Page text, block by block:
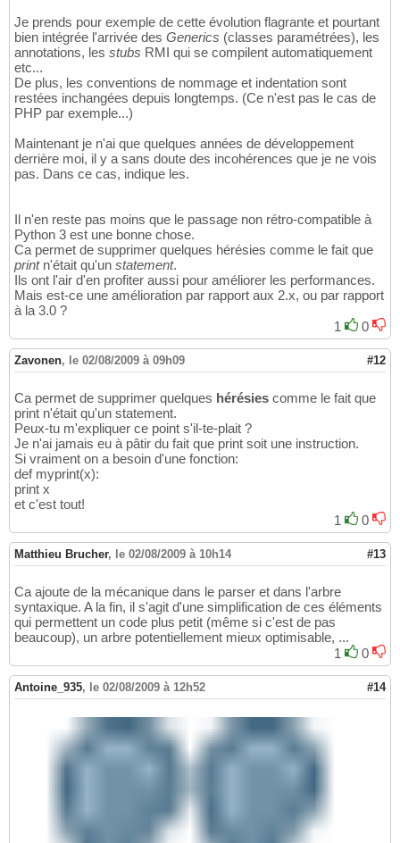
Je prends pour exemple de cette évolution flagrante et pourtant
bien intégrée l'arrivée des Generics (classes paramétrées), les
annotations, les stubs RMI qui se compilent automatiquement
etc...
De plus, les conventions de nommage et indentation sont
restées inchangées depuis longtemps. (Ce n'est pas le cas de
PHP par exemple...)
Maintenant je n'ai que quelques années de développement
derrière moi, il y a sans doute des incohérences que je ne vois
pas. Dans ce cas, indique les.
Il n'en reste pas moins que le passage non rétro-compatible à
Python 3 est une bonne chose.
Ca permet de supprimer quelques hérésies comme le fait que
printn'était qu'un statement.
Ils ont l'air d'en profiter aussi pour améliorer les performances.
Mais est-ce une amélioration par rapport aux 2.x, ou par rapport
à la 3.0 ?
1
0
Zavonen, le 02/08/2009 à 09h09 #12
Ca permet de supprimer quelques hérésies comme le fait que
print n'était qu'un statement.
Peux-tu m'expliquer ce point s'il-te-plait ?
Je n'ai jamais eu à pâtir du fait que print soit une instruction.
Si vraiment on a besoin d'une fonction:
def myprint(x):
print x
et c'est tout!
1
0
Matthieu Brucher, le 02/08/2009 à 10h14 #13
Ca ajoute de la mécanique dans le parser et dans l'arbre
syntaxique. A la fin, il s'agit d'une simplification de ces éléments
qui permettent un code plus petit (même si c'est de pas
beaucoup), un arbre potentiellement mieux optimisable, ...
1
0
Antoine_935, le 02/08/2009 à 12h52 #14